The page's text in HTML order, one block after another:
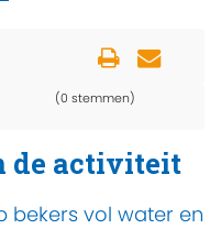
(0 stemmen)
de activiteit
bekers vol water en